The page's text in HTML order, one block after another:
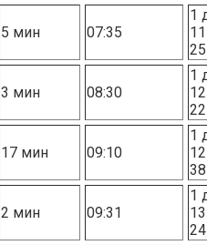
5 мин 07:35
1
3 мин 08:30
1
17 мин 09:10
1
2 мин 09:31
1